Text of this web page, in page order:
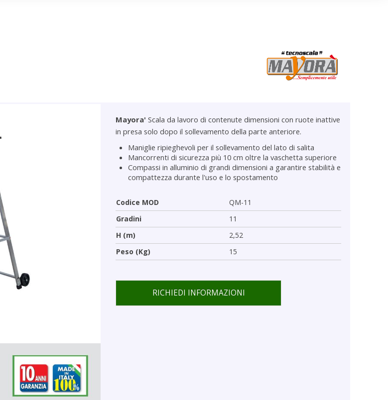
Mayora'Scala da lavoro di contenute dimensioni con ruote inattive
in presa solo dopo il sollevamento della parte anteriore.
Maniglie ripieghevoli per il sollevamento del lato di salita
Mancorrenti di sicurezza più 10 cm oltre la vaschetta superiore
Compassi in alluminio di grandi dimensioni a garantire stabilità e
compattezza durante l'uso e lo spostamento
Codice MOD
QM-11
Gradini
11
H (m)
2,52
Peso (Kg)
15
RICHIEDI INFORMAZIONI